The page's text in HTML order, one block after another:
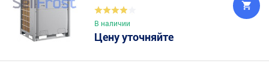
В наличии
Цену уточняйте